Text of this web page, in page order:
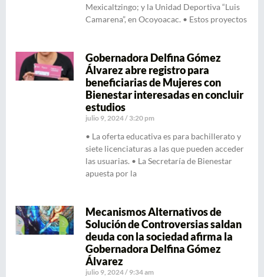
Mexicaltzingo; y la Unidad Deportiva “Luis
Camarena”, en Ocoyoacac. • Estos proyectos
Gobernadora Delfina Gómez
Álvarez abre registro para
beneficiarias de Mujeres con
Bienestar interesadas en concluir
estudios
julio 9, 2024 3:20 pm
• La oferta educativa es para bachillerato y
siete licenciaturas a las que pueden acceder
las usuarias. • La Secretaría de Bienestar
apuesta por la
Mecanismos Alternativos de
Solución de Controversias saldan
deuda con la sociedad afirma la
Gobernadora Delfina Gómez
Álvarez
julio 9, 2024 9:34 am